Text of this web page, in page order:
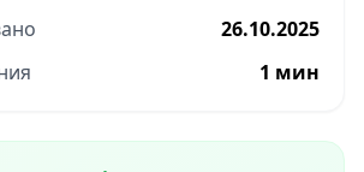
26.10.2025
1 мин